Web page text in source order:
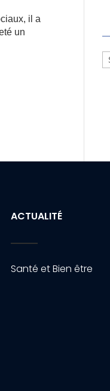
il a
un
ACTUALITÉ
Santé et Bien être